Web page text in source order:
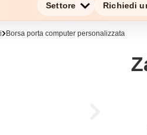
Settore Richiedi
Borsa porta computer personalizzata